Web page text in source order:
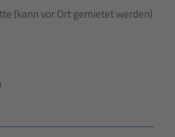
(kann vor Ort gemietet werden)